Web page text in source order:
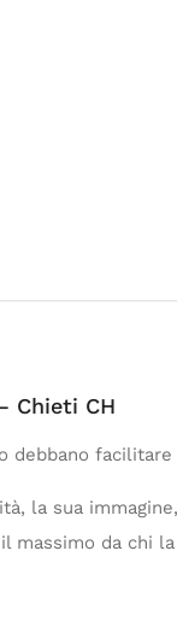
Chieti CH
debbano
la sua
massimo da chi